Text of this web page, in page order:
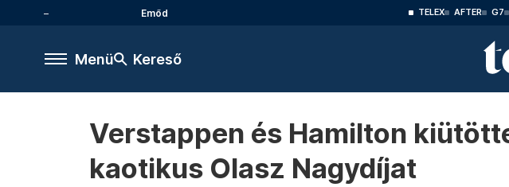
Emőd TELEX AFTER G7
Menü Kereső
Verstappen és Hamilton
kaotikus Olasz Nagydíjat